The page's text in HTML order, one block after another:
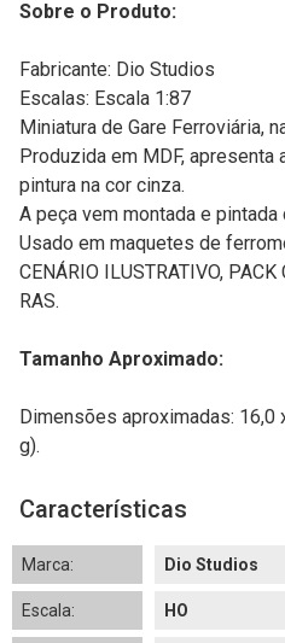
Sobre o Produto:
Fabricante: Dio Studios
Escalas: Escala 1:87
Miniatura de Gare Ferroviária,
Produzida em MDF, apresenta
pintura na cor cinza.
A peça vem montada e pintada
Usado em maquetes de
CENÁRIO ILUSTRATIVO,
RAS.
Tamanho Aproximado:
Dimensões aproximadas: 16,0
g).
Características
Marca: Dio Studios
Escala: HO